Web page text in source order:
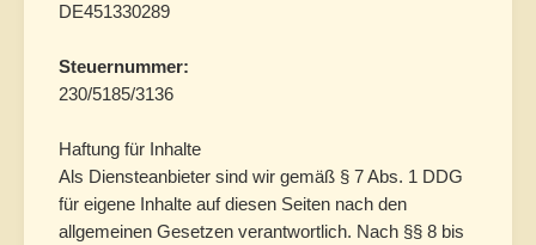
DE451330289
Steuernummer:
230/5185/3136
Haftung für Inhalte
Als Diensteanbieter sind wir gemäß § 7 Abs. 1 DDG
für eigene Inhalte auf diesen Seiten nach den
allgemeinen Gesetzen verantwortlich. Nach §§ 8 bis